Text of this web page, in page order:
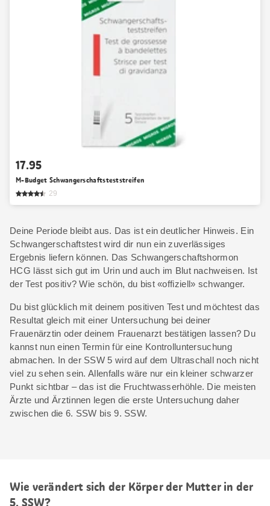
17.95
M-Budget Schwangerschaftsteststreifen
29
Deine Periode bleibt aus. Das ist ein deutlicher Hinweis. Ein
Schwangerschaftstest wird dir nun ein zuverlässiges
Ergebnis liefern können. Das Schwangerschaftshormon
HCG lässt sich gut im Urin und auch im Blut nachweisen. Ist
der Test positiv? Wie schön, du bist «offiziell» schwanger.
Du bist glücklich mit deinem positiven Test und möchtest das
Resultat gleich mit einer Untersuchung bei deiner
Frauenärztin oder deinem Frauenarzt bestätigen lassen? Du
kannst nun einen Termin für eine Kontrolluntersuchung
abmachen. In der SSW 5 wird auf dem Ultraschall noch nicht
viel zu sehen sein. Allenfalls wäre nur ein kleiner schwarzer
Punkt sichtbar – das ist die Fruchtwasserhöhle. Die meisten
Ärzte und Ärztinnen legen die erste Untersuchung daher
zwischen die 6. SSW bis 9. SSW.
Wie verändert sich der Körper der Mutter in der
5. SSW?